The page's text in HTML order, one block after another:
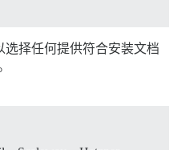
择任何提供符合安装文档